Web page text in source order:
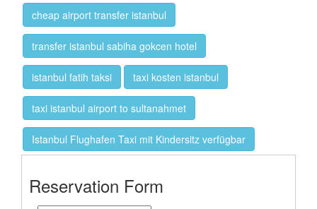
cheap airport transfer istanbul
transfer istanbul sabiha gokcen hotel
istanbul fatih taksi taxi kosten istanbul
taxi istanbul airport to sultanahmet
Istanbul Flughafen Taxi mit Kindersitz verfügbar
Reservation Form